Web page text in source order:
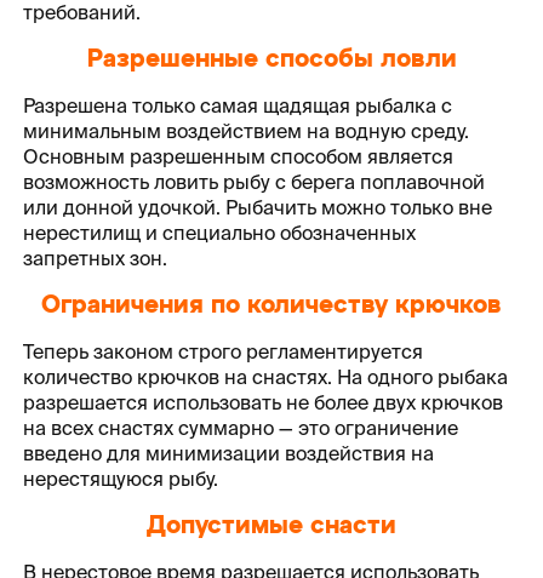
требований.
Разрешенные способы ловли
Разрешена только самая щадящая рыбалка с
минимальным воздействием на водную среду.
Основным разрешенным способом является
возможность ловить рыбу с берега поплавочной
или донной удочкой. Рыбачить можно только вне
нерестилищ и специально обозначенных
запретных зон.
Ограничения по количеству крючков
Теперь законом строго регламентируется
количество крючков на снастях. На одного рыбака
разрешается использовать не более двух крючков
на всех снастях суммарно — это ограничение
введено для минимизации воздействия на
нерестящуюся рыбу.
Допустимые снасти
В нерестовое время разрешается использовать